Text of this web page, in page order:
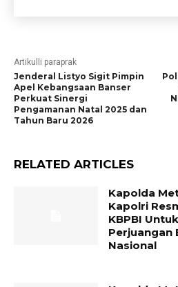
Artikulli paraprak
Jenderal Listyo Sigit Pimpin
Apel Kebangsaan Banser
Perkuat Sinergi
Pengamanan Natal 2025 dan
Tahun Baru 2026
RELATED ARTICLES
Kapolda
Kapolri
KBPBI
Perjuangan
Nasional